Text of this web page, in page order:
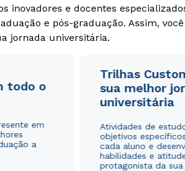
inovadores e docentes
e pós-graduação. Assim,
jornada universitária.
todo o
em
a
Trilhas
sua melhor
universitária
Atividades de
objetivos
cada aluno e
habilidades e
protagonista da
Estou de
autorizo que
Estou de
autorizo que